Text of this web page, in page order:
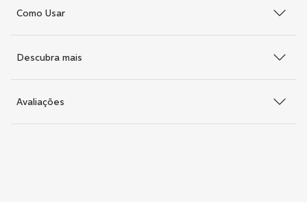
Como Usar
Descubra mais
Avaliações